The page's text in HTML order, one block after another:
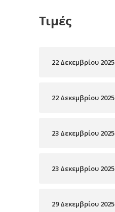
Τιμές
22 Δεκεμβρίου 2025
22 Δεκεμβρίου 2025
23 Δεκεμβρίου 2025
23 Δεκεμβρίου 2025
29 Δεκεμβρίου 2025